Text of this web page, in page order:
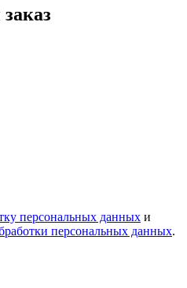
персональных данных и
персональных данных.